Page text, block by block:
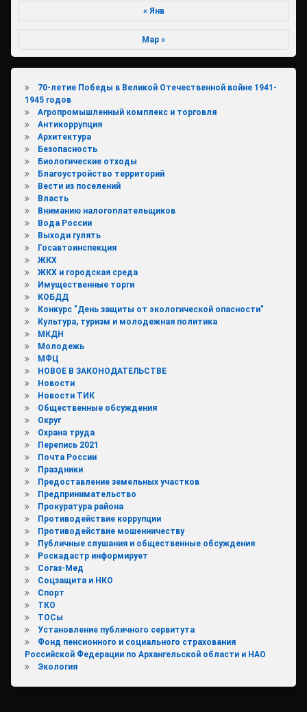
« Янв
Мар »
70-летие Победы в Великой Отечественной войне 1941-
1945 годов
Агропромышленный комплекс и торговля
Антикоррупция
Архитектура
Безопасность
Биологические отходы
Благоустройство территорий
Вести из поселений
Власть
Вниманию налогоплательщиков
Вода России
Выходи гулять
Госавтоинспекция
ЖКХ
ЖКХ и городская среда
Имущественные торги
КОБДД
Конкурс "День защиты от экологической опасности"
Культура, туризм и молодежная политика
МКДН
Молодежь
МФЦ
НОВОЕ В ЗАКОНОДАТЕЛЬСТВЕ
Новости
Новости ТИК
Общественные обсуждения
Округ
Охрана труда
Перепись 2021
Почта России
Праздники
Предоставление земельных участков
Предпринимательство
Прокуратура района
Противодействие коррупции
Противодействие мошенничеству
Публичные слушания и общественные обсуждения
Роскадастр информирует
Согаз-Мед
Соцзащита и НКО
Спорт
ТКО
ТОСы
Установление публичного сервитута
Фонд пенсионного и социального страхования
Российской Федерации по Архангельской области и НАО
Экология